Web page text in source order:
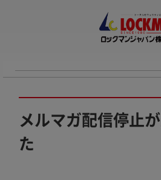
メルマガ配信停止
た